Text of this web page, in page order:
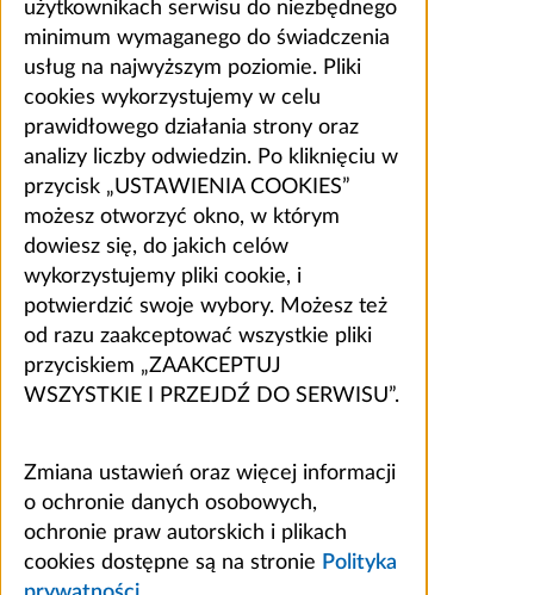
użytkownikach serwisu do niezbędnego
minimum wymaganego do świadczenia
usług na najwyższym poziomie. Pliki
cookies wykorzystujemy w celu
prawidłowego działania strony oraz
analizy liczby odwiedzin. Po kliknięciu w
przycisk „USTAWIENIA COOKIES”
możesz otworzyć okno, w którym
dowiesz się, do jakich celów
wykorzystujemy pliki cookie, i
potwierdzić swoje wybory. Możesz też
od razu zaakceptować wszystkie pliki
przyciskiem „ZAAKCEPTUJ
WSZYSTKIE I PRZEJDŹ DO SERWISU”.
Zmiana ustawień oraz więcej informacji
o ochronie danych osobowych,
ochronie praw autorskich i plikach
cookies dostępne są na stronie Polityka